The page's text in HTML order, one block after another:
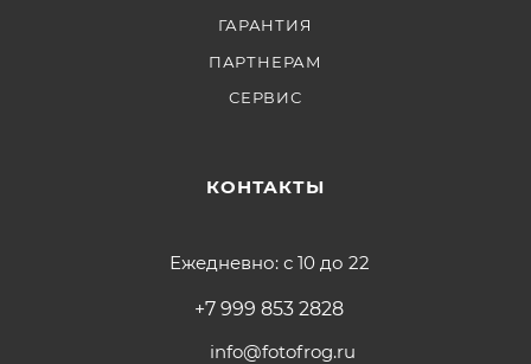
ГАРАНТИЯ
ПАРТНЕРАМ
СЕРВИС
КОНТАКТЫ
Ежедневно: с 10 до 22
+7 999 853 2828
info@fotofrog.ru